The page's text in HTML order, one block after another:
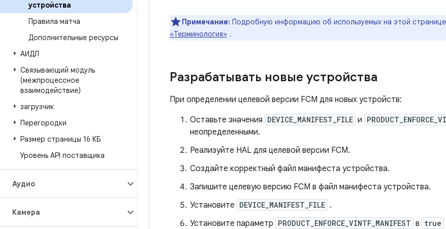
устройства
Правила матча
Дополнительные ресурсы
АИДЛ
Связывающий модуль
(межпроцессное
взаимодействие)
загрузчик
Перегородки
Размер страницы 16 КБ
Уровень API поставщика
Аудио
Камера
Примечание: Подробную информацию об используемых на этой
«Терминология» .
Разрабатывать новые устройства
При определении целевой версии FCM для новых устройств:
Оставьте значения DEVICE_MANIFEST_FILE и
неопределенными.
Реализуйте HAL для целевой версии FCM.
Создайте корректный файл манифеста устройства.
Запишите целевую версию FCM в файл манифеста устройства.
Установите DEVICE_MANIFEST_FILE .
Установите параметр PRODUCT_ENFORCE_VINTF_MANIFEST в true